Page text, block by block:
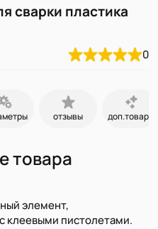
сварки пластика
0
отзывы доп.товары
товара
элемент,
клеевыми пистолетами.